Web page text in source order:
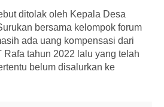
ditolak oleh Kepala Desa
bersama kelompok forum
ada uang kompensasi dari
Rafa tahun 2022 lalu yang telah
belum disalurkan ke